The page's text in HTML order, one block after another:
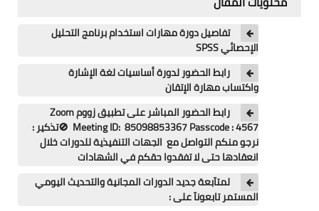
الوظيفة
إعلاميات
الصحة
تفاصيل دورة مهارات استخدام برنامج التحليل
الإحصائي SPSS
رابط الحضور لدورة أساسيات لغة الإشارة
واكتساب مهارة الإتقان
رابط الحضور المباشر على تطبيق زووم Zoom
Meeting ID: 85098853367 Passcode : 4567 🚫تذكير :
نرجو منكم التواصل مع الجهات التنفيذية للدورات خلال
انعقادها حتى لا تفقدوا حقكم في الشهادات
لمتآبعة جديد الدورات المجانية والتحديث اليومي
المستمر تابعونآ على :